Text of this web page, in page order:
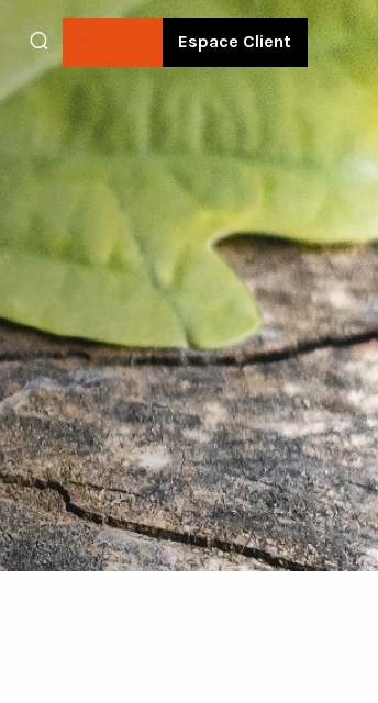
Espace Client